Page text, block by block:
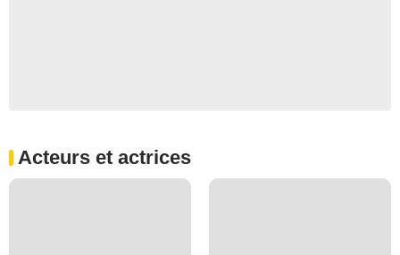
Acteurs et actrices